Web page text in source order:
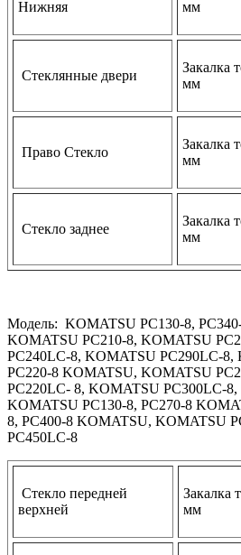
Нижняя мм
Стеклянные двери
Закалка
мм
Право Стекло
Закалка
мм
Стекло заднее
Закалка
мм
Модель: KOMATSU PC130-8,
KOMATSU PC210-8, KOMATSU
PC240LC-8, KOMATSU PC290LC-8,
PC220-8 KOMATSU, KOMATSU
PC220LC- 8, KOMATSU PC300LC-
KOMATSU PC130-8, PC270-8
8, PC400-8 KOMATSU, KOMATSU
PC450LC-8
Стекло передней
верхней
Закалка
мм